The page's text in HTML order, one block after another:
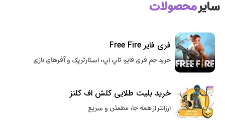
سایرمحصولات
فری فایر Free Fire
خرید جم فری فایر، تاپ اپ، استارتر پک و آفرهای بازی
خرید بلیت طلایی کلش اف کلنز
ارزانتر از همه جا، مطمئن و سریع